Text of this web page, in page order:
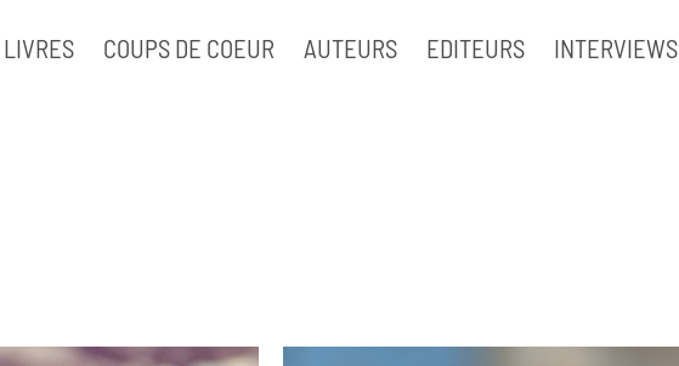
LIVRES COUPS DE COEUR AUTEURS EDITEURS INTERVIEWS